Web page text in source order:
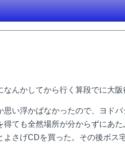
んかしてから行く算段でに大阪
い浮かばなかったので、ヨド
ても全然場所が分からずにあ
さげCDを買った。その後ボス